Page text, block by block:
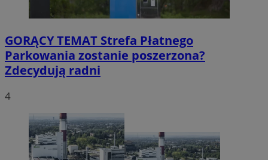
GORĄCY TEMAT Strefa Płatnego
Parkowania zostanie poszerzona?
Zdecydują radni
4